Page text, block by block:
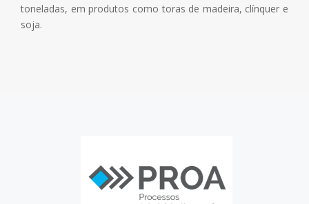
toneladas, em produtos como toras de madeira, clínquer e
soja.